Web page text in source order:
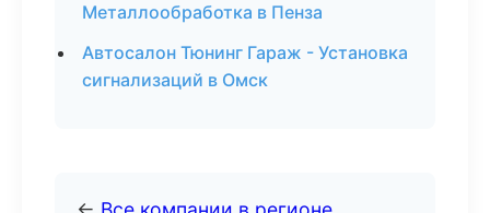
Металлообработка в Пенза
Автосалон Тюнинг Гараж - Установка
сигнализаций в Омск